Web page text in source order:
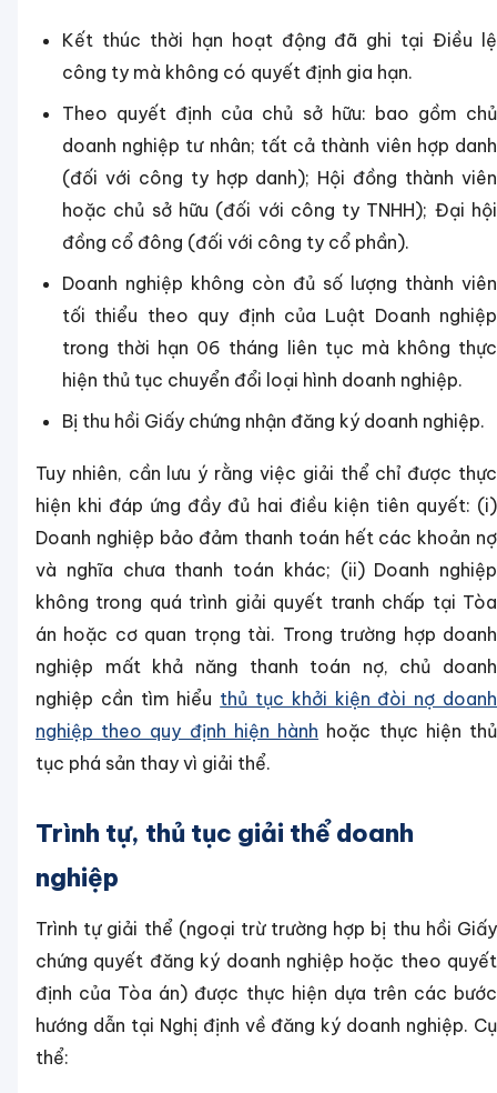
Kết thúc thời hạn hoạt động đã ghi tại Điều lệ
công ty mà không có quyết định gia hạn.
Theo quyết định của chủ sở hữu: bao gồm chủ
doanh nghiệp tư nhân; tất cả thành viên hợp danh
(đối với công ty hợp danh); Hội đồng thành viên
hoặc chủ sở hữu (đối với công ty TNHH); Đại hội
đồng cổ đông (đối với công ty cổ phần).
Doanh nghiệp không còn đủ số lượng thành viên
tối thiểu theo quy định của Luật Doanh nghiệp
trong thời hạn 06 tháng liên tục mà không thực
hiện thủ tục chuyển đổi loại hình doanh nghiệp.
Bị thu hồi Giấy chứng nhận đăng ký doanh nghiệp.
Tuy nhiên, cần lưu ý rằng việc giải thể chỉ được thực
hiện khi đáp ứng đầy đủ hai điều kiện tiên quyết: (i)
Doanh nghiệp bảo đảm thanh toán hết các khoản nợ
và nghĩa chưa thanh toán khác; (ii) Doanh nghiệp
không trong quá trình giải quyết tranh chấp tại Tòa
án hoặc cơ quan trọng tài. Trong trường hợp doanh
nghiệp mất khả năng thanh toán nợ, chủ doanh
nghiệp cần tìm hiểu thủ tục khởi kiện đòi nợ doanh
nghiệp theo quy định hiện hành hoặc thực hiện thủ
tục phá sản thay vì giải thể.
Trình tự, thủ tục giải thể doanh
nghiệp
Trình tự giải thể (ngoại trừ trường hợp bị thu hồi Giấy
chứng quyết đăng ký doanh nghiệp hoặc theo quyết
định của Tòa án) được thực hiện dựa trên các bước
hướng dẫn tại Nghị định về đăng ký doanh nghiệp. Cụ
thể: